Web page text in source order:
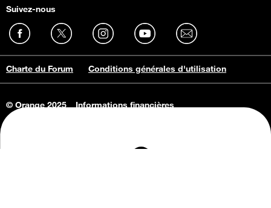
Suivez-nous
Charte du Forum Conditions générales d'utilisation
© Orange 2025
Informations financières